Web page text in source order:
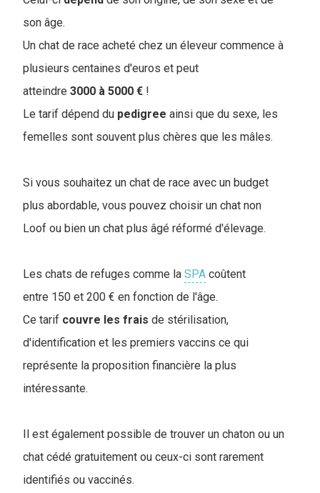
son âge.
Un chat de race acheté chez un éleveur commence à
plusieurs centaines d'euros et peut
atteindre 3000 à 5000 € !
Le tarif dépend du pedigree ainsi que du sexe, les
femelles sont souvent plus chères que les mâles.
Si vous souhaitez un chat de race avec un budget
plus abordable, vous pouvez choisir un chat non
Loof ou bien un chat plus âgé réformé d'élevage.
Les chats de refuges comme la SPA coûtent
entre 150 et 200 € en fonction de l'âge.
Ce tarif couvre les frais de stérilisation,
d'identification et les premiers vaccins ce qui
représente la proposition financière la plus
intéressante.
Il est également possible de trouver un chaton ou un
chat cédé gratuitement ou ceux-ci sont rarement
identifiés ou vaccinés.